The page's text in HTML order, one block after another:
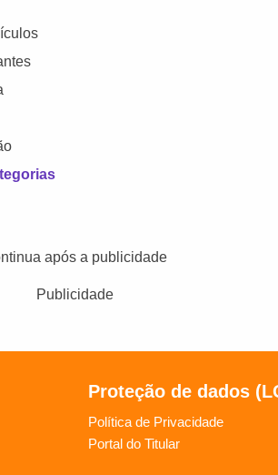
após a publicidade
Publicidade
Proteção de dados
Política de Privacidade
Portal do Titular